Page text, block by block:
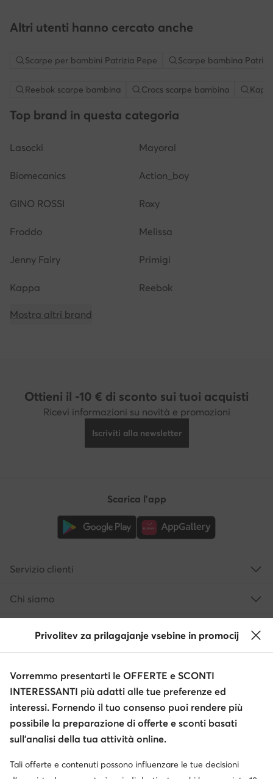
Altri utenti hanno cercato anche
Scarpe per bambini Patrizia Pepe Scarpe bambina
Reebok scarpe bambina Crocs scarpe bambina
Top brand in questa categoria
Lasocki Mayoral
Biomecanics Action_boy
GINO ROSSI Roxy
Froddo Melissa
Jenny Fairy Primigi
Kappa Reebok
Mostra altri brand
Ottieni il -10 € di sconto sui tuoi acquisti
Ricevi informazioni su novità e promozioni
Iscriviti alla newsletter
Cambia paese: Italia (IT)
Scarica l'app
Servizio clienti
Chi siamo
Informazioni
Privolitev za prilagajanje vsebine in promocij
Vorremmo presentarti le OFFERTE e SCONTI
INTERESSANTI più adatti alle tue preferenze ed
interessi. Fornendo il tuo consenso puoi rendere più
possibile la preparazione di offerte e sconti basati
sull’analisi della tua attività online.
Tali offerte e contenuti possono influenzare le tue decisioni